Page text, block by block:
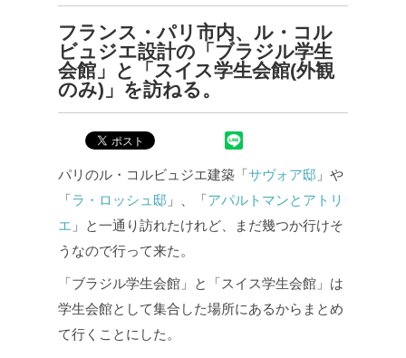
フランス・パリ市内、ル・コル
ビュジエ設計の「ブラジル学生
会館」と「スイス学生会館(外観
のみ)」を訪ねる。
パリのル・コルビュジエ建築「サヴォア邸 」や
「ラ・ロッシュ邸 」、「アパルトマンとアトリ
エ 」と一通り訪れたけれど、まだ幾つか行けそ
うなので行って来た。
「ブラジル学生会館」と「スイス学生会館」は
学生会館として集合した場所にあるからまとめ
て行くことにした。